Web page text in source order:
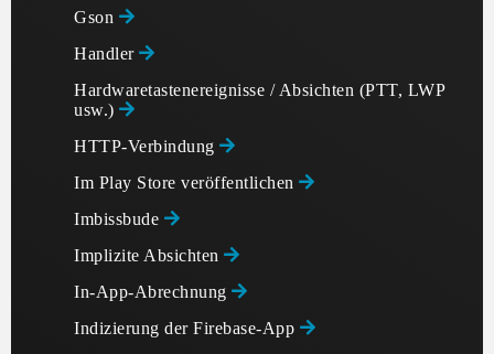
Gson
Handler
Hardwaretastenereignisse / Absichten (PTT, LWP
usw.)
HTTP-Verbindung
Im Play Store veröffentlichen
Imbissbude
Implizite Absichten
In-App-Abrechnung
Indizierung der Firebase-App